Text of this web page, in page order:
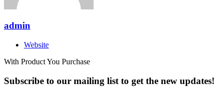
admin
Website
With Product You Purchase
Subscribe to our mailing list to get the new updates!